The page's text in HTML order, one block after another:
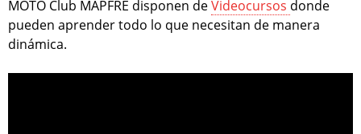
MOTO Club MAPFRE disponen deVideocursos donde
pueden aprender todo lo que necesitan de manera
dinámica.